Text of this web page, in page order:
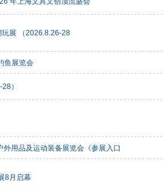
展 （2026.8.26-28
鱼展览会
）
用品及运动装备展览会《参展入口
8月启幕